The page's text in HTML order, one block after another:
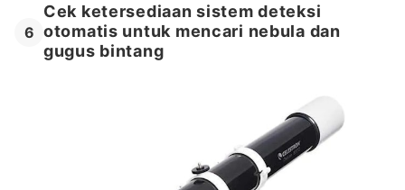
6
Cek ketersediaan sistem deteksi
otomatis untuk mencari nebula dan
gugus bintang